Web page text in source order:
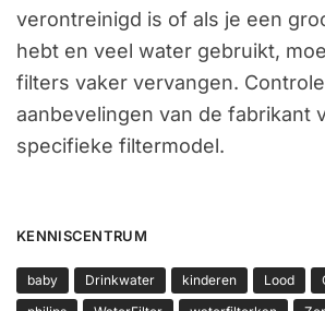
verontreinigd is of als je een
hebt en veel water gebruikt,
filters vaker vervangen.
aanbevelingen van de fabrikant
specifieke filtermodel.
KENNISCENTRUM
baby Drinkwater kinderen Lood